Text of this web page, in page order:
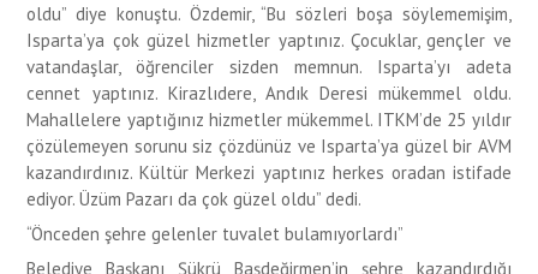
oldu” diye konuştu. Özdemir, “Bu sözleri boşa söylememişim,
Isparta’ya çok güzel hizmetler yaptınız. Çocuklar, gençler ve
vatandaşlar, öğrenciler sizden memnun. Isparta’yı adeta
cennet yaptınız. Kirazlıdere, Andık Deresi mükemmel oldu.
Mahallelere yaptığınız hizmetler mükemmel. ITKM’de 25 yıldır
çözülemeyen sorunu siz çözdünüz ve Isparta’ya güzel bir AVM
kazandırdınız. Kültür Merkezi yaptınız herkes oradan istifade
ediyor. Üzüm Pazarı da çok güzel oldu” dedi.
“Önceden şehre gelenler tuvalet bulamıyorlardı”
Belediye Başkanı Şükrü Başdeğirmen’in şehre kazandırdığı